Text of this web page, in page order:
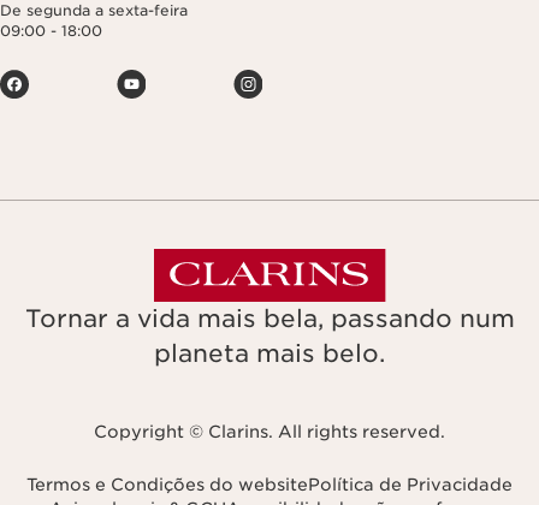
De segunda a sexta-feira
09:00 - 18:00
Tornar a vida mais bela, passando num
planeta mais belo.
Copyright © Clarins. All rights reserved.
Termos e Condições do websitePolítica de Privacidade